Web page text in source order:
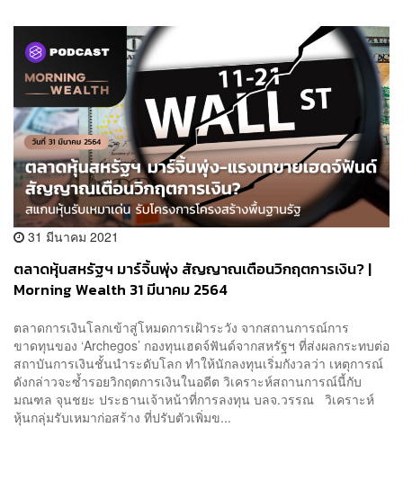
31 มีนาคม 2021
ตลาดหุ้นสหรัฐฯ มาร์จิ้นพุ่ง สัญญาณเตือนวิกฤตการเงิน? |
Morning Wealth 31 มีนาคม 2564
ตลาดการเงินโลกเข้าสู่โหมดการเฝ้าระวัง จากสถานการณ์การ
ขาดทุนของ ‘Archegos’ กองทุนเฮดจ์ฟันด์จากสหรัฐฯ ที่ส่งผลกระทบต่อ
สถาบันการเงินชั้นนำระดับโลก ทำให้นักลงทุนเริ่มกังวลว่า เหตุการณ์
ดังกล่าวจะซ้ำรอยวิกฤตการเงินในอดีต วิเคราะห์สถานการณ์นี้กับ
มณฑล จุนชยะ ประธานเจ้าหน้าที่การลงทุน บลจ.วรรณ วิเคราะห์
หุ้นกลุ่มรับเหมาก่อสร้าง ที่ปรับตัวเพิ่มข...